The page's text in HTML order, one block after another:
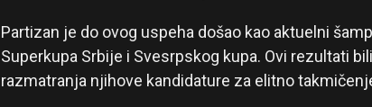
Partizan je do ovog uspeha došao kao aktuelni
Superkupa Srbije i Svesrpskog kupa. Ovi rezultati
razmatranja njihove kandidature za elitno